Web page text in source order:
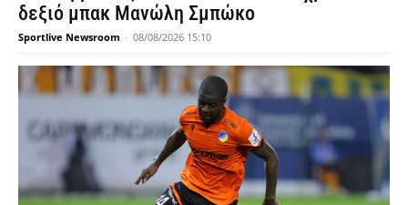
δεξιό μπακ Μανώλη Σμπώκο
Sportlive Newsroom - 08/08/2026 15:10